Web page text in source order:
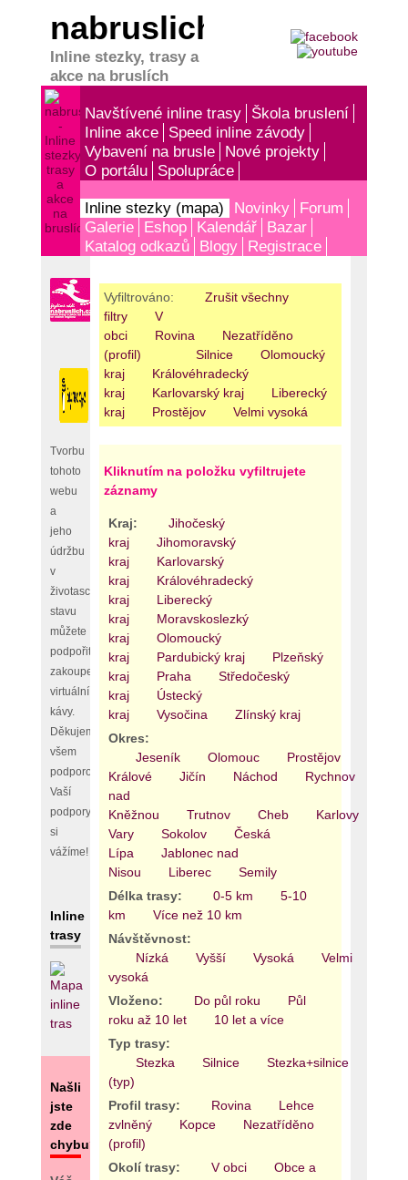
nabruslich.cz
Inline stezky, trasy a
akce na bruslích
Navštívené inline trasy
Škola bruslení
Inline akce
Speed inline závody
Vybavení na brusle
Nové projekty
O portálu
Spolupráce
Inline stezky (mapa) Novinky
Forum
Galerie
Eshop Kalendář
Bazar
Katalog odkazů
Blogy Registrace
Tvorbu
tohoto
webu
a
jeho
údržbu
v
životaschopném
stavu
můžete
podpořit
zakoupením
virtuální
kávy.
Děkujeme
všem
podporovatelům,
Vaší
podpory
si
vážíme!
Inline
trasy
Našli
jste
zde
chybu?
Vyfiltrováno:
Zrušit všechny
filtry
V
obci
Rovina
Nezatříděno
(profil)
Silnice
Olomoucký
kraj
Královéhradecký
kraj
Karlovarský kraj
Liberecký
kraj
Prostějov Velmi vysoká
Kliknutím na položku vyfiltrujete
záznamy
Kraj:
Jihočeský
kraj
Jihomoravský
kraj
Karlovarský
kraj
Královéhradecký
kraj
Liberecký
kraj
Moravskoslezký
kraj
Olomoucký
kraj
Pardubický kraj
Plzeňský
kraj
Praha
Středočeský
kraj
Ústecký
kraj
Vysočina
Zlínský kraj
Okres:
Jeseník
Olomouc Prostějov
Králové
Jičín Náchod
Rychnov
nad
Kněžnou
Trutnov Cheb
Karlovy
Vary
Sokolov
Česká
Lípa
Jablonec nad
Nisou
Liberec
Semily
Délka trasy:
0-5 km
5-10
km
Více než 10 km
Návštěvnost:
Nízká
Vyšší Vysoká
Velmi
vysoká
Vloženo:
Do půl roku
Půl
roku až 10 let
10 let a více
Typ trasy:
Stezka
Silnice Stezka+silnice
(typ)
Profil trasy:
Rovina
Lehce
zvlněný
Kopce
Nezatříděno
(profil)
Okolí trasy:
V obci
Obce a